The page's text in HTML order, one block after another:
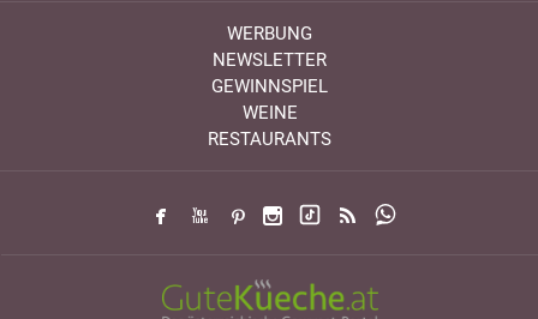
WERBUNG
NEWSLETTER
GEWINNSPIEL
WEINE
RESTAURANTS